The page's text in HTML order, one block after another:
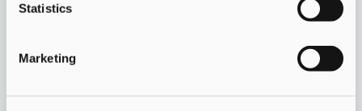
Statistics
Marketing